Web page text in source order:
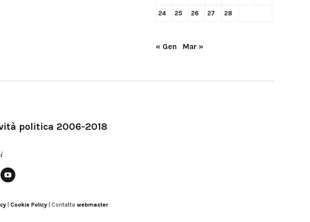
24 25 26 27 28
« Gen Mar »
politica 2006-2018
Modena
Cookie Policy | Contatta webmaster